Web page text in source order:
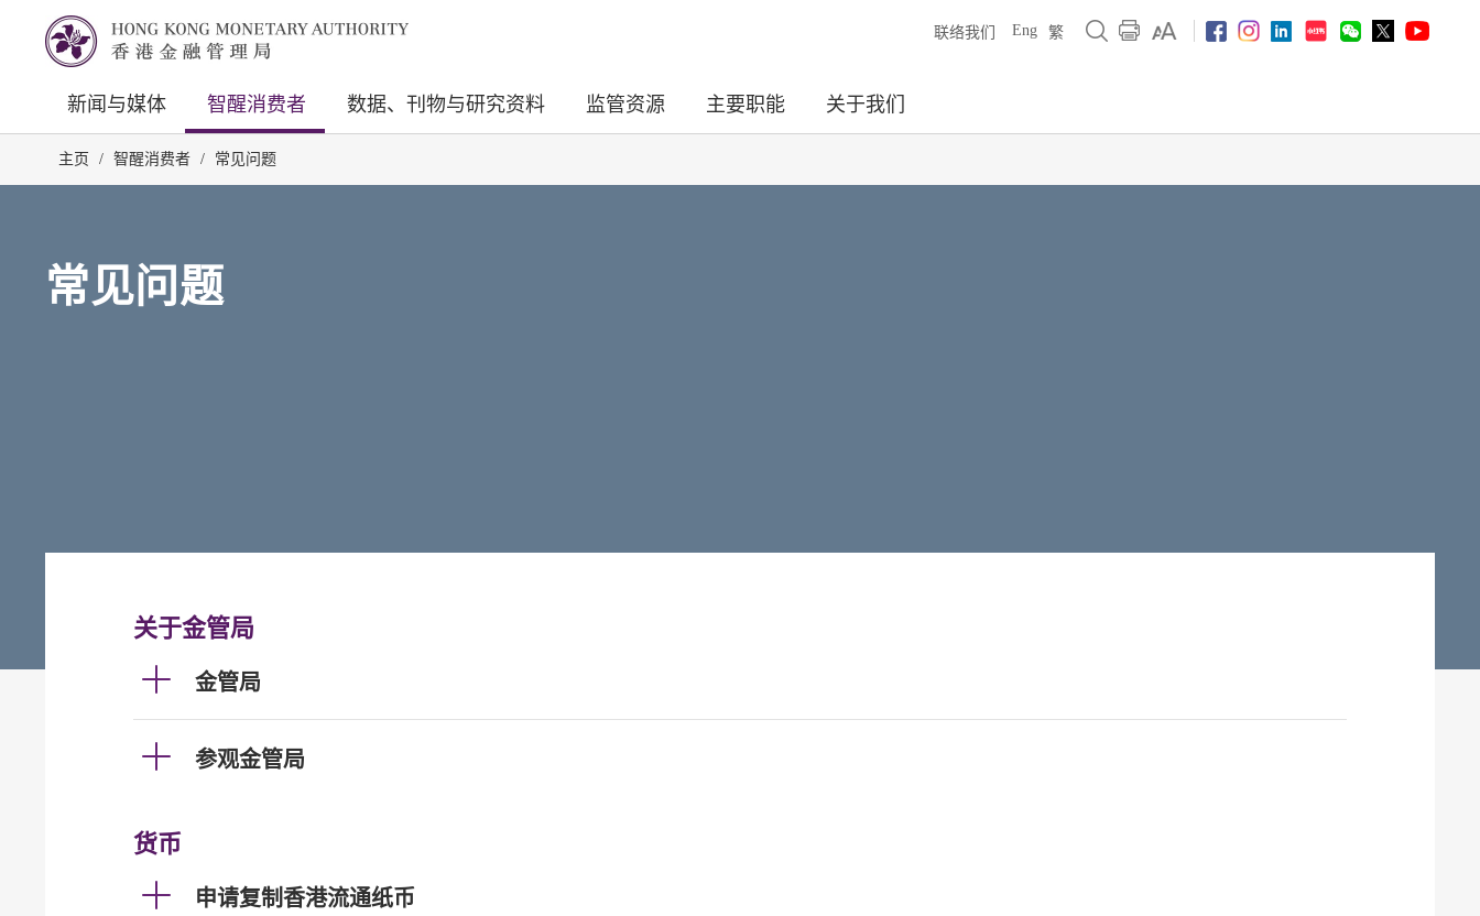
联络我们 Eng 繁
新闻与媒体 智醒消费者 数据、刊物与研究资料 监管资源 主要职能 关于我们
主页 / 智醒消费者 / 常见问题
常见问题
关于金管局
金管局
参观金管局
货币
申请复制香港流通纸币